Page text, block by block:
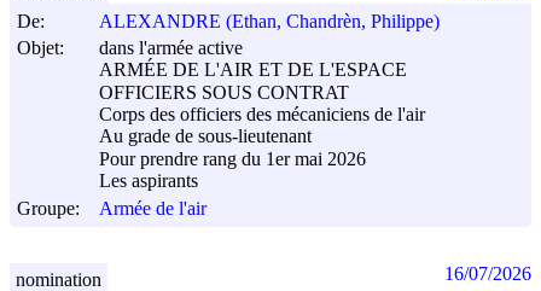
De:
ALEXANDRE (Ethan, Chandrèn, Philippe)
Objet:
dans l'armée active
ARMÉE DE L'AIR ET DE L'ESPACE
OFFICIERS SOUS CONTRAT
Corps des officiers des mécaniciens de l'air
Au grade de sous-lieutenant
Pour prendre rang du 1er mai 2026
Les aspirants
Groupe:
Armée de l'air
nomination 16/07/2026